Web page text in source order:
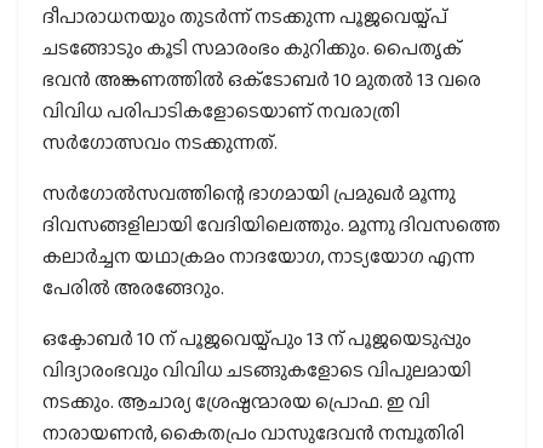
ദീപാരാധനയും തുടർന്ന് നടക്കുന്ന പൂജവെയ്പ്പ്
ചടങ്ങോടും കൂടി സമാരംഭം കുറിക്കും. പൈതൃക്
ഭവൻ അങ്കണത്തിൽ ഒക്‌ടോബര്‍ 10 മുതല്‍ 13 വരെ
വിവിധ പരിപാടികളോടെയാണ് നവരാത്രി
സര്‍ഗോത്സവം നടക്കുന്നത്.
സര്‍ഗോല്‍സവത്തിന്റെ ഭാഗമായി പ്രമുഖർ മൂന്നു
ദിവസങ്ങളിലായി വേദിയിലെത്തും. മൂന്നു ദിവസത്തെ
കലാർച്ചന യഥാക്രമം നാദയോഗ, നാട്യയോഗ എന്ന
പേരിൽ അരങ്ങേറും.
ഒക്ടോബർ 10 ന് പൂജവെയ്പ്പും 13 ന് പൂജയെടുപ്പും
വിദ്യാരംഭവും വിവിധ ചടങ്ങുകളോടെ വിപുലമായി
നടക്കും. ആചാര്യ ശ്രേഷ്ഠന്മാരയ പ്രൊഫ. ഇ വി
നാരായണന്‍, കൈതപ്രം വാസുദേവന്‍ നമ്പൂതിരി